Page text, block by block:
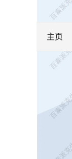
主页